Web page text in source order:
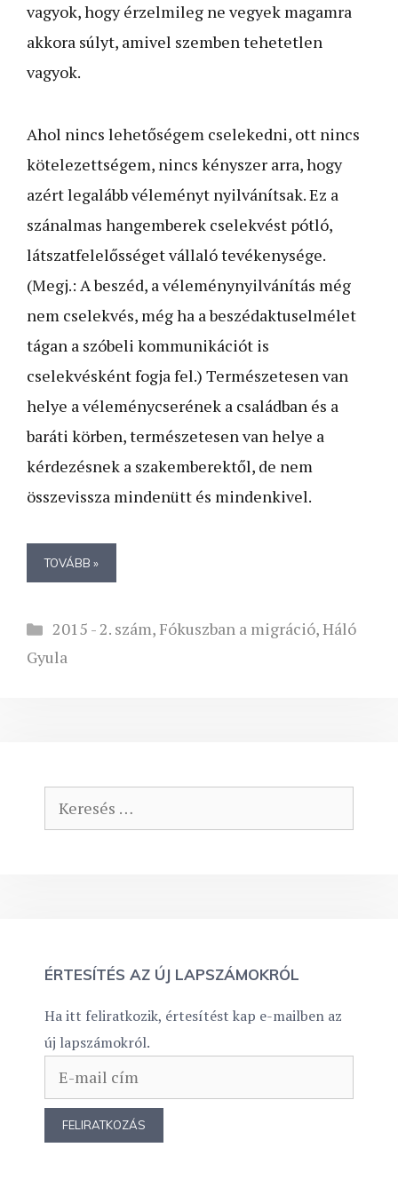
vagyok, hogy érzelmileg ne vegyek magamra
akkora súlyt, amivel szemben tehetetlen
vagyok.
Ahol nincs lehetőségem cselekedni, ott nincs
kötelezettségem, nincs kényszer arra, hogy
azért legalább véleményt nyilvánítsak. Ez a
szánalmas hangemberek cselekvést pótló,
látszatfelelősséget vállaló tevékenysége.
(Megj.: A beszéd, a véleménynyilvánítás még
nem cselekvés, még ha a beszédaktuselmélet
tágan a szóbeli kommunikációt is
cselekvésként fogja fel.) Természetesen van
helye a véleménycserének a családban és a
baráti körben, természetesen van helye a
kérdezésnek a szakemberektől, de nem
összevissza mindenütt és mindenkivel.
TOVÁBB »
Kategória
2015 - 2. szám, Fókuszban a migráció,Háló
Gyula
Keresés:
ÉRTESÍTÉS AZ ÚJ LAPSZÁMOKRÓL
Ha itt feliratkozik, értesítést kap e-mailben az
új lapszámokról.